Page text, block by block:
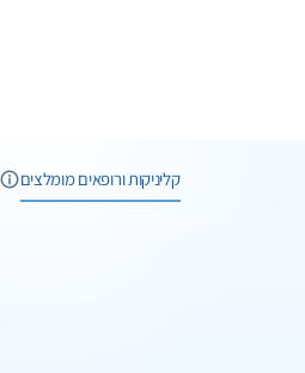
קליניקות ורופאים מומלצים
וואטסאפ1 תמונות